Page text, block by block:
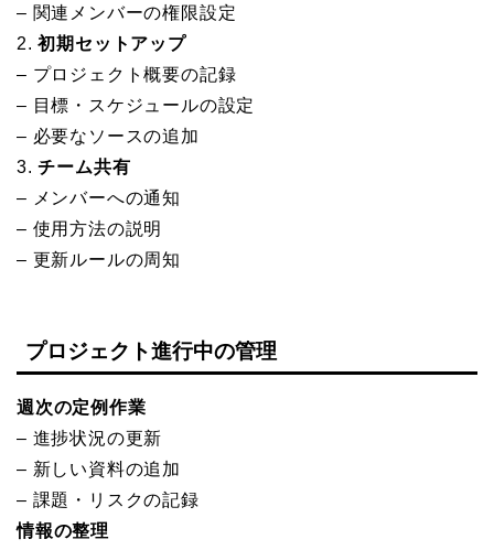
– 関連メンバーの権限設定
2.初期セットアップ
– プロジェクト概要の記録
– 目標・スケジュールの設定
– 必要なソースの追加
3.チーム共有
– メンバーへの通知
– 使用方法の説明
– 更新ルールの周知
プロジェクト進行中の管理
週次の定例作業
– 進捗状況の更新
– 新しい資料の追加
– 課題・リスクの記録
情報の整理